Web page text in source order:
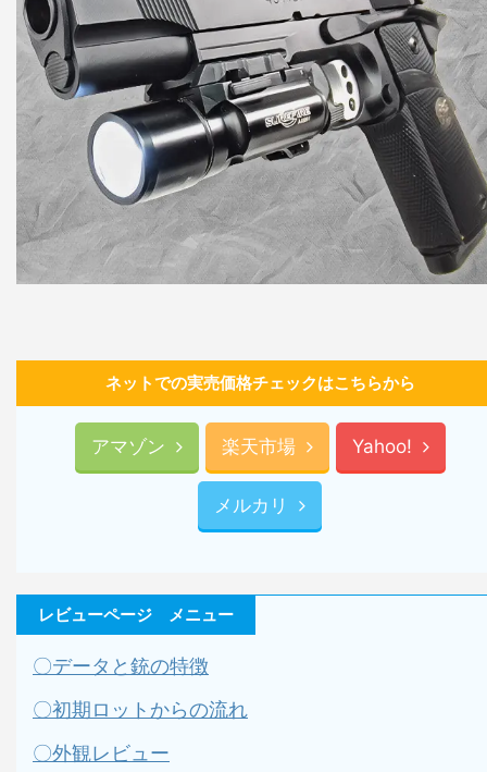
ネットでの実売価格チェックはこちらから
アマゾン 楽天市場 Yahoo!
メルカリ
レビューページ メニュー
〇データと銃の特徴
〇初期ロットからの流れ
〇外観レビュー